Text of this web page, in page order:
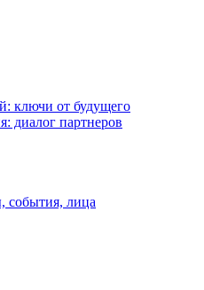
ключи от будущего
диалог партнеров
события, лица